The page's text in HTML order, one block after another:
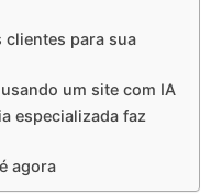
clientes para sua
um site com IA
especializada faz
agora